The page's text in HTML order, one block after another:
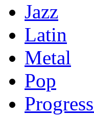
Jazz
Latin
Metal
Pop